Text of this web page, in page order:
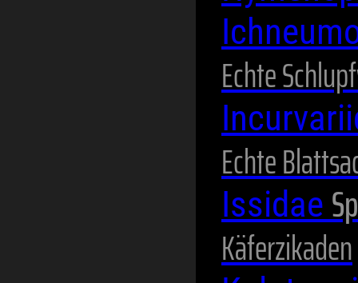
Echte
Echte
Issidae
Käferzikaden